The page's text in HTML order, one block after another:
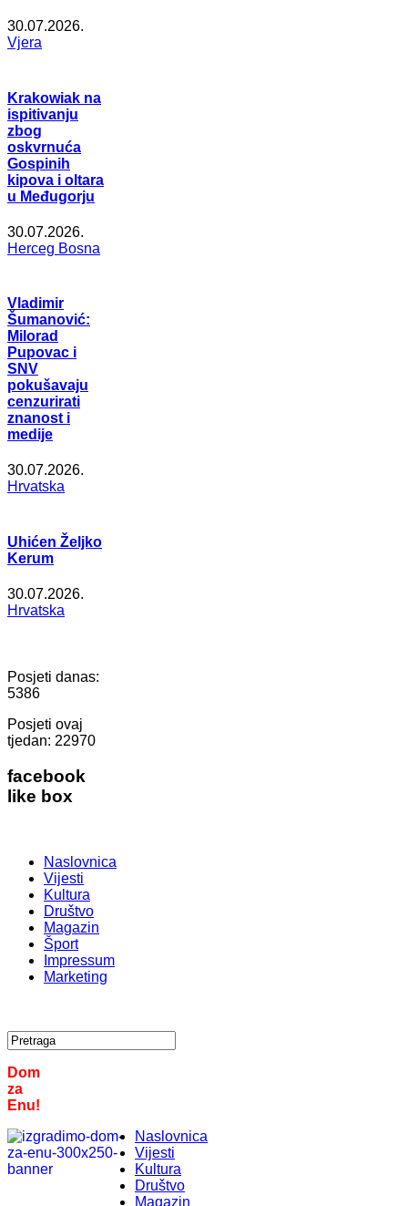
30.07.2026.
Vjera
Krakowiak na
ispitivanju
zbog
oskvrnuća
Gospinih
kipova i oltara
u Međugorju
30.07.2026.
Herceg Bosna
Vladimir
Šumanović:
Milorad
Pupovac i
SNV
pokušavaju
cenzurirati
znanost i
medije
30.07.2026.
Hrvatska
Uhićen Željko
Kerum
30.07.2026.
Hrvatska
Posjeti danas:
5386
Posjeti ovaj
tjedan: 22970
facebook
like box
Naslovnica
Vijesti
Kultura
Društvo
Magazin
Šport
Impressum
Marketing
Dom
za
Enu!
Naslovnica
Vijesti
Kultura
Društvo
Magazin